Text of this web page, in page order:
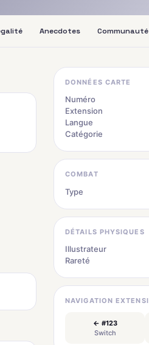
Anecdotes Communauté
DONNÉES CARTE
Numéro
Extension
Langue
Catégorie
COMBAT
Type
DÉTAILS PHYSIQUES
Illustrateur
Rareté
NAVIGATION
← #123
Switch